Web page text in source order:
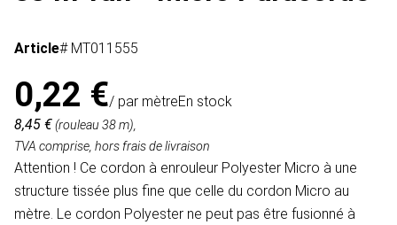
Article# MT011555
0,22 €/ par mètreEn stock
8,45 €(rouleau 38 m),
TVA comprise, hors frais de livraison
Attention ! Ce cordon à enrouleur Polyester Micro à une
structure tissée plus fine que celle du cordon Micro au
mètre. Le cordon Polyester ne peut pas être fusionné à